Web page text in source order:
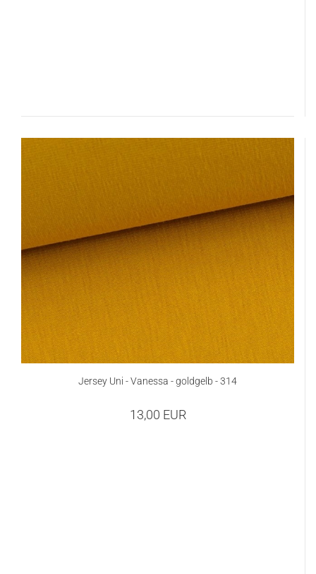
Jersey Uni - Vanessa - goldgelb - 314
13,00 EUR